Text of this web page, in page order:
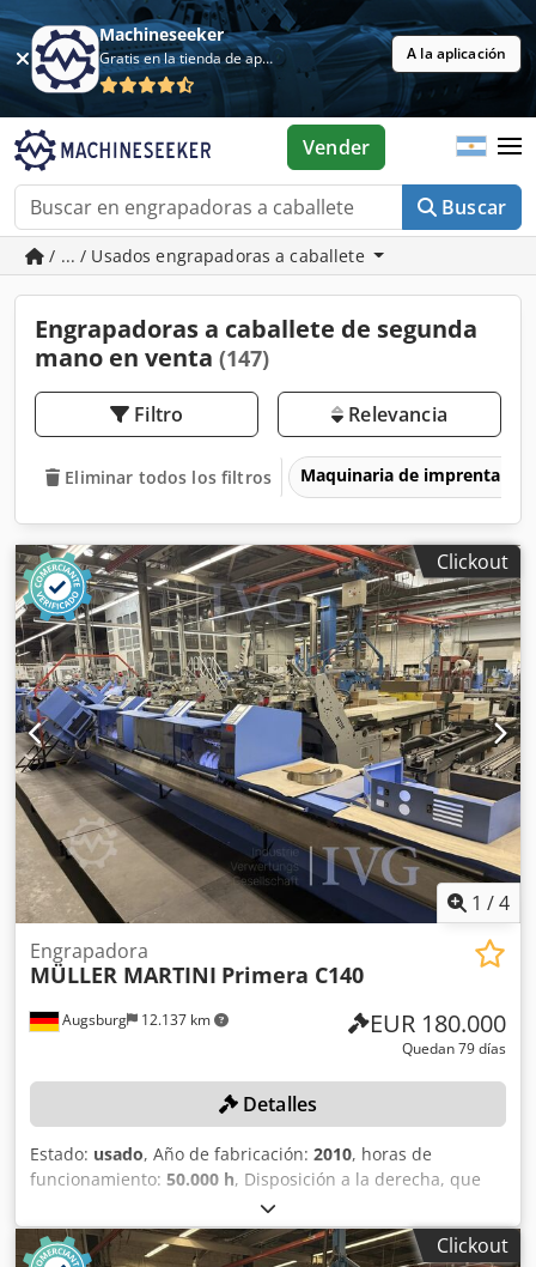
Machineseeker
Gratis en la tienda de aplicaciones A la aplicación
Buscar
Vender
/ ... / Usados engrapadoras a caballete
Engrapadoras a caballete de segunda
mano en venta (147)
Filtro Relevancia
Eliminar todos los filtros Maquinaria de imprenta y
Clickout
1 /4
Augsburg 12.137 km
Engrapadora
MÜLLER MARTINI Primera C140
EUR 180.000
Quedan 79 días
Detalles
Estado: usado, Año de fabricación: 2010, horas de
funcionamiento: 50.000 h, Disposición a la derecha, que
consta de: 10 unidades de soporte, de las cuales 4 están
alargadas, 6 alimentadores (de los cuales 4 son
alimentadores de flujo continuo con extensiones para la
Clickout